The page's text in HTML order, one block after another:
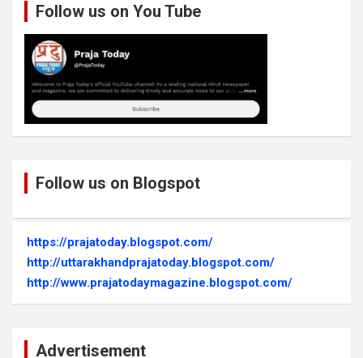
Follow us on You Tube
Follow us on Blogspot
https://prajatoday.blogspot.com/
http://uttarakhandprajatoday.blogspot.com/
http://www.prajatodaymagazine.blogspot.com/
Advertisement